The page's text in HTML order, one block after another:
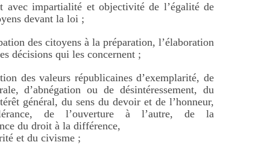
avec impartialité et objectivité de l’égalité de
devant la loi ;
des citoyens à la préparation, l’élaboration
décisions qui les concernent ;
des valeurs républicaines d’exemplarité, de
d’abnégation ou de désintéressement, du
général, du sens du devoir et de l’honneur,
de l’ouverture à l’autre, de la
du droit à la différence,
et du civisme ;